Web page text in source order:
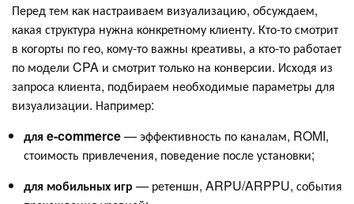
Перед тем как настраиваем визуализацию, обсуждаем,
какая структура нужна конкретному клиенту. Кто-то смотрит
в когорты по гео, кому-то важны креативы, а кто-то работает
по модели CPA и смотрит только на конверсии. Исходя из
запроса клиента, подбираем необходимые параметры для
визуализации. Например:
для e-commerce— эффективность по каналам, ROMI,
стоимость привлечения, поведение после установки;
для мобильных игр — ретеншн, ARPU/ARPPU, события